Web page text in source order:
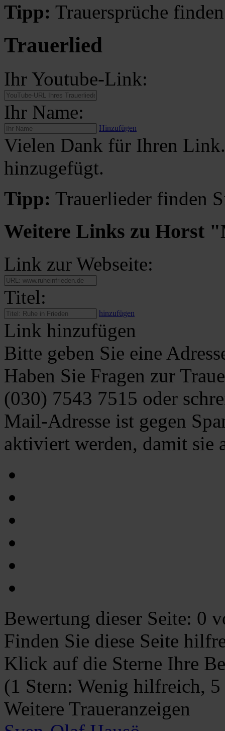
Tipp: Trauersprüche
Trauerlied
Ihr Youtube-Link:
Ihr Name:
Hinzufügen
Vielen Dank für Ihren
hinzugefügt.
Tipp: Trauerlieder finden
Weitere Links zu Horst
Link zur Webseite:
Titel:
hinzufügen
Link hinzufügen
Bitte geben Sie eine
Haben Sie Fragen zur
(030) 7543 7515 oder
Mail-Adresse ist gegen
aktiviert werden, damit sie
Bewertung dieser Seite: 0
Finden Sie diese Seite
Klick auf die Sterne Ihre
(1 Stern: Wenig hilfreich,
Weitere Traueranzeigen